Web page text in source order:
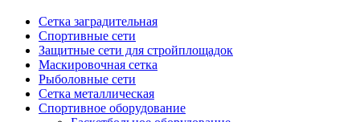
Сетка заградительная
Спортивные сети
Защитные сети для стройплощадок
Маскировочная сетка
Рыболовные сети
Сетка металлическая
Спортивное оборудование